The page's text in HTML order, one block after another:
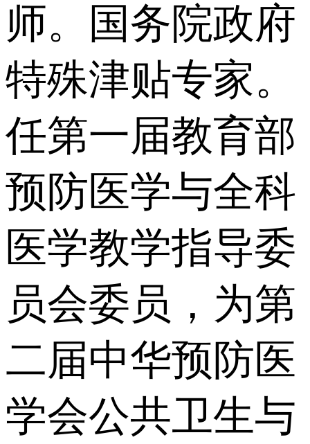
师。国务院政府
特殊津贴专家。
任第一届教育部
预防医学与全科
医学教学指导委
员会委员，为第
二届中华预防医
学会公共卫生与